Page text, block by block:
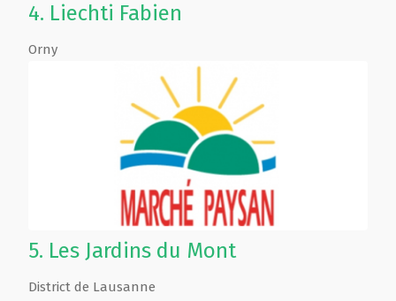
4. Liechti Fabien
Orny
5. Les Jardins du Mont
District de Lausanne